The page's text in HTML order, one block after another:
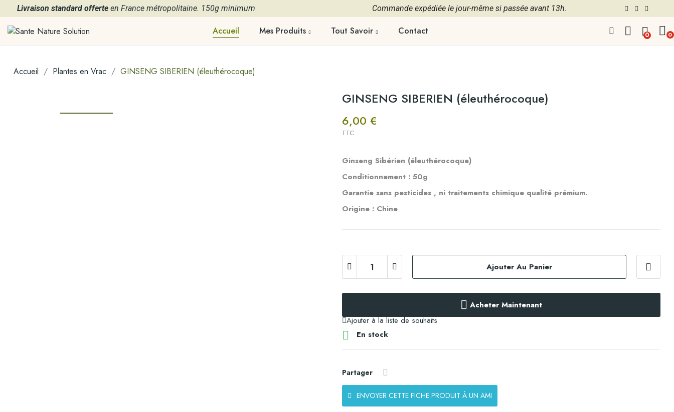
Livraison standard offerteen France métropolitaine. 150g minimum Commande expédiée le jour-même si passée avant 13h.
Accueil Mes Produits Tout Savoir Contact 0 0
Accueil Plantes en Vrac GINSENG SIBERIEN (éleuthérocoque)
GINSENG SIBERIEN (éleuthérocoque)
6,00 €
TTC
Ginseng Sibérien (éleuthérocoque)
Conditionnement : 50g
Garantie sans pesticides , ni traitements chimique qualité prémium.
Origine : Chine
Ajouter Au Panier
Acheter Maintenant
Ajouter à la liste de souhaits
 En stock
Partager
ENVOYER CETTE FICHE PRODUIT À UN AMI